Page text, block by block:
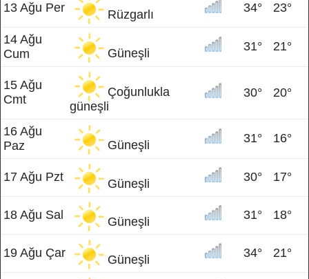
13 Ağu Per Rüzgarlı 34° 23°
14 Ağu
Cum
Güneşli 31° 21°
15 Ağu
Cmt
Çoğunlukla
güneşli
30° 20°
16 Ağu
Paz
Güneşli 31° 16°
17 Ağu Pzt Güneşli 30° 17°
18 Ağu Sal Güneşli 31° 18°
19 Ağu Çar Güneşli 34° 21°